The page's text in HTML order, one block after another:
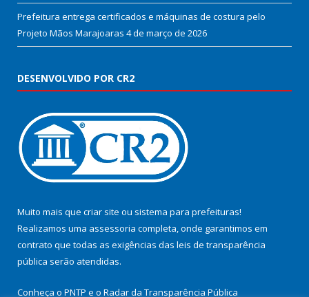
Prefeitura entrega certificados e máquinas de costura pelo
Projeto Mãos Marajoaras 4 de março de 2026
DESENVOLVIDO POR CR2
Muito mais que criar site ou sistema para prefeituras!
Realizamos uma assessoria completa, onde garantimos em
contrato que todas as exigências das leis de transparência
pública serão atendidas.
Conheça o PNTP e o Radar da Transparência Pública